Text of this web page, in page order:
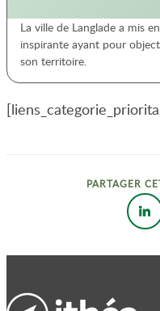
La ville de Langlade a mis
inspirante ayant pour
son territoire.
PARTAGER